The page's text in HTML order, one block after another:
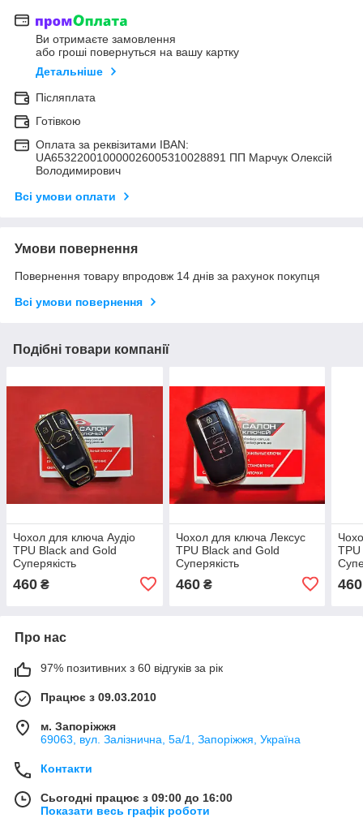
Ви отримаєте замовлення
або гроші повернуться на вашу картку
Детальніше
Післяплата
Готівкою
Оплата за реквізитами IBAN:
UA653220010000026005310028891 ПП Марчук Олексій
Володимирович
Всі умови оплати
Умови повернення
Повернення товару впродовж 14 днів за рахунок покупця
Всі умови повернення
Подібні товари компанії
Чохол для ключа Аудіо
TPU Black and Gold
Суперякість
460 ₴
Чохол для ключа Лексус
TPU Black and Gold
Суперякість
460₴ 460
Про нас
97% позитивних з 60 відгуків за рік
Працює з 09.03.2010
м. Запоріжжя
69063, вул. Залізнична, 5а/1, Запоріжжя, Україна
Контакти
Сьогодні працює з 09:00 до 16:00
Показати весь графік роботи